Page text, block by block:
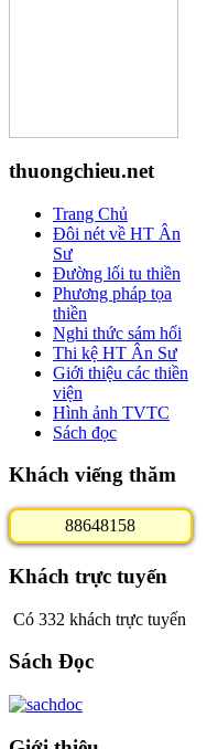
thuongchieu.net
Trang Chủ
Đôi nét về HT Ân
Sư
Đường lối tu thiền
Phương pháp tọa
thiền
Nghi thức sám hối
Thi kệ HT Ân Sư
Giới thiệu các thiền
viện
Hình ảnh TVTC
Sách đọc
Khách viếng thăm
886481 58
Khách trực tuyến
Có 332 khách trực tuyến
Sách Đọc